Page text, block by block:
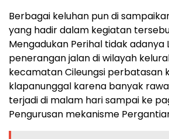
Berbagai keluhan pun di
yang hadir dalam kegiatan
Mengadukan Perihal tidak adanya
penerangan jalan di wilayah
kecamatan Cileungsi perbatasan
klapanunggal karena banyak
terjadi di malam hari sampai ke
Pengurusan mekanisme